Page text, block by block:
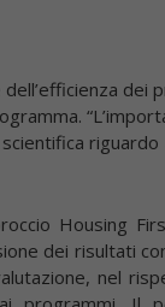
dei
Housing
dei risultati
nel